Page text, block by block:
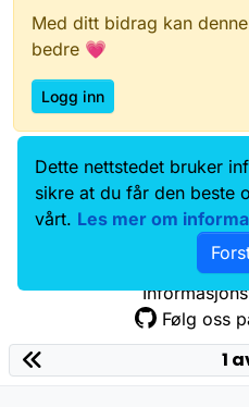
Med ditt bidrag kan
bedre 💗
Logg inn
Data.norge.no
Samtykke og
Følg oss
1
Dette nettstedet bruker
sikre at du får den beste
vårt. Les mer om